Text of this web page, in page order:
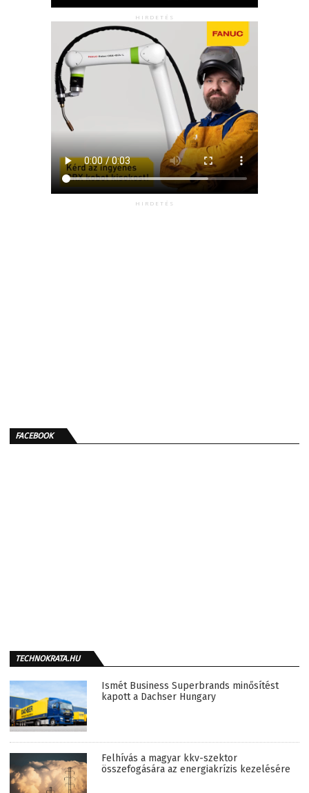
HIRDETÉS
HIRDETÉS
FACEBOOK
TECHNOKRATA.HU
Ismét Business Superbrands minősítést
kapott a Dachser Hungary
Felhívás a magyar kkv-szektor
összefogására az energiakrízis kezelésére